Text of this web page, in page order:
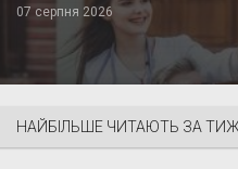
07 серпня 2026
НАЙБІЛЬШЕ ЧИТАЮТЬ ЗА